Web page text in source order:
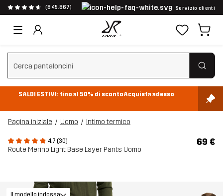
(845.867) Servizio clienti
Cancella ricerca
SALDI ESTIVI: fino al 50% di scontoAcquista adesso
Pagina iniziale Uomo Intimo termico
4.7 (30)
Route Merino Light Base Layer Pants Uomo
69 €